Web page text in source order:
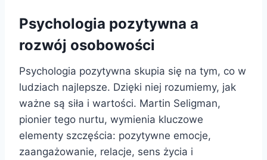
Psychologia pozytywna a
rozwój osobowości
Psychologia pozytywna skupia się na tym, co w
ludziach najlepsze. Dzięki niej rozumiemy, jak
ważne są siła i wartości. Martin Seligman,
pionier tego nurtu, wymienia kluczowe
elementy szczęścia: pozytywne emocje,
zaangażowanie, relacje, sens życia i